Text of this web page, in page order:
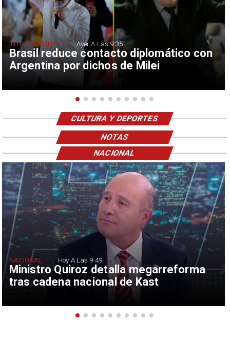
Brasil reduce contacto diplomático con
Argentina por dichos de Milei
INTERNACIONAL Ayer A Las 9:35
CULTURA Y DEPORTES
NOTAS
Ministro Quiroz detalla megarreforma
tras cadena nacional de Kast
NACIONAL Hoy A Las 9:49
NACIONAL